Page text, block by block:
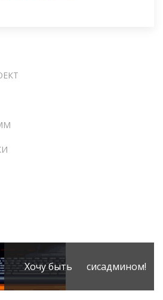
Хочу быть сисадмином!